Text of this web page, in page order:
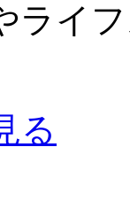
ライ
る